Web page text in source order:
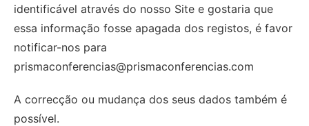
identificável através do nosso Site e gostaria que
essa informação fosse apagada dos registos, é favor
notificar-nos para
prismaconferencias@prismaconferencias.com
A correcção ou mudança dos seus dados também é
possível.